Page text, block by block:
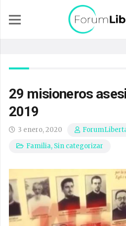
29 misioneros
2019
3 enero, 2020
Familia, Sin categorizar